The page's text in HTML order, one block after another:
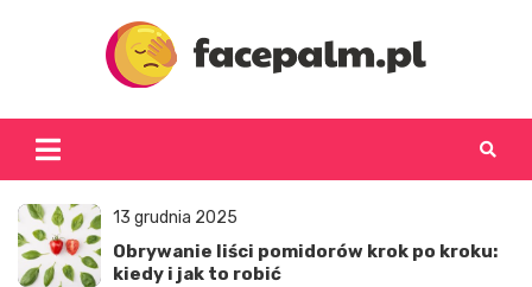
facepalm.pl
13 grudnia 2025
Obrywanie liści pomidorów krok po kroku:
kiedy i jak to robić